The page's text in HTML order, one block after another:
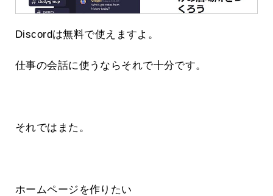
Discordは無料で使えますよ。
仕事の会話に使うならそれで十分です。
それではまた。
ホームページを作りたい